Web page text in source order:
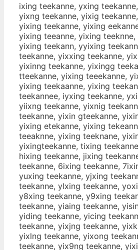
ixing teekanne, yxing
yixng teekanne, yixig
yixing teekanne, yixing
yixing teeanne, yixing
yixing teekann, yyixing
teekanne, yixxing teekanne,
yixinng teekanne, yixingg
tteekanne, yixing teeekanne,
yixing teekaanne, yixing
teekannee, iyxing teekanne,
yiixng teekanne, yixnig
teekanne, yixin gteekanne,
yixing etekanne, yixing
teeaknne, yixing teeknane,
yixingteekanne, tixing
hixing teekanne, jixing
teekanne, 6ixing teekanne,
yuxing teekanne, yjxing
teekanne, ylxing teekanne,
y8xing teekanne, y9xing
teekanne, yiaing teekanne,
yiding teekanne, yicing
teekanne, yixjng teekanne,
yixlng teekanne, yixong
teekanne, yix9ng teekanne,